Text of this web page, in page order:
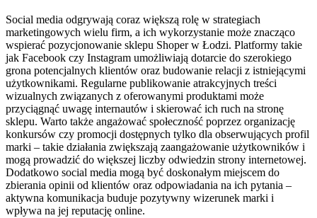
Social media odgrywają coraz większą rolę w strategiach
marketingowych wielu firm, a ich wykorzystanie może znacząco
wspierać pozycjonowanie sklepu Shoper w Łodzi. Platformy takie
jak Facebook czy Instagram umożliwiają dotarcie do szerokiego
grona potencjalnych klientów oraz budowanie relacji z istniejącymi
użytkownikami. Regularne publikowanie atrakcyjnych treści
wizualnych związanych z oferowanymi produktami może
przyciągnąć uwagę internautów i skierować ich ruch na stronę
sklepu. Warto także angażować społeczność poprzez organizację
konkursów czy promocji dostępnych tylko dla obserwujących profil
marki – takie działania zwiększają zaangażowanie użytkowników i
mogą prowadzić do większej liczby odwiedzin strony internetowej.
Dodatkowo social media mogą być doskonałym miejscem do
zbierania opinii od klientów oraz odpowiadania na ich pytania –
aktywna komunikacja buduje pozytywny wizerunek marki i
wpływa na jej reputację online.